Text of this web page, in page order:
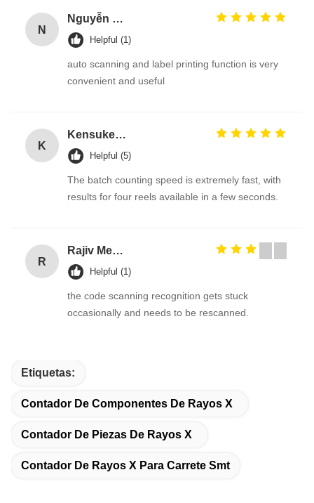
N
Nguyễn Văn Hùng
Helpful (1)
auto scanning and label printing function is very
convenient and useful
K
Kensuke Sato
Helpful (5)
The batch counting speed is extremely fast, with
results for four reels available in a few seconds.
R
Rajiv Menon
Helpful (1)
the code scanning recognition gets stuck
occasionally and needs to be rescanned.
Etiquetas:
Contador De Componentes De Rayos X
Contador De Piezas De Rayos X
Contador De Rayos X Para Carrete Smt